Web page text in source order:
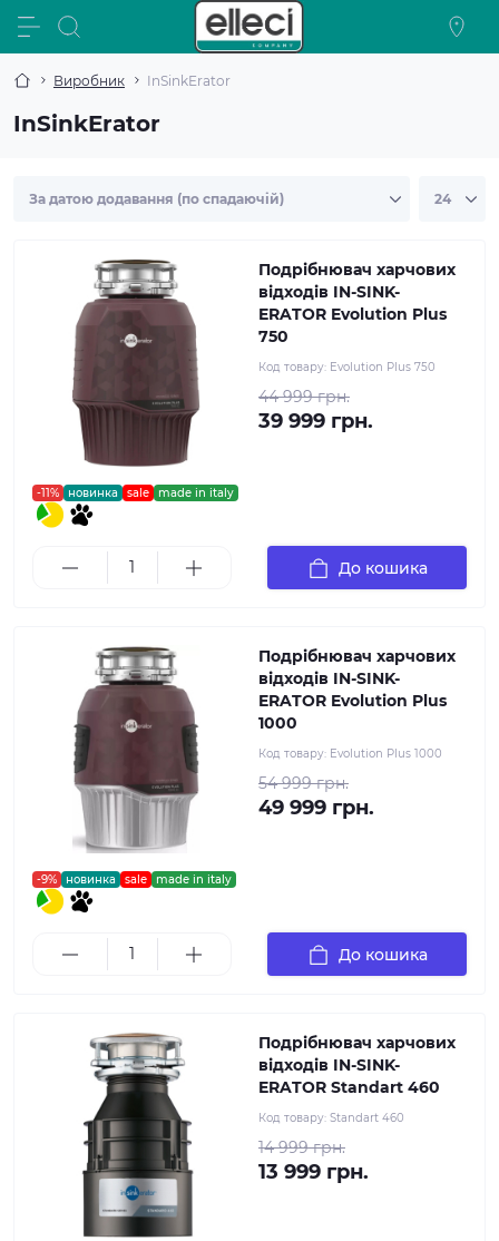
Виробник InSinkErator
InSinkErator
-11% новинка sale made in italy
Подрібнювач харчових
відходів IN-SINK-
ERATOR Evolution Plus
750
Код товару: Evolution Plus 750
44 999 грн.
39 999 грн.
До кошика
-9% новинка sale made in italy
Подрібнювач харчових
відходів IN-SINK-
ERATOR Evolution Plus
1000
Код товару: Evolution Plus 1000
54 999 грн.
49 999 грн.
До кошика
Подрібнювач харчових
відходів IN-SINK-
ERATOR Standart 460
Код товару: Standart 460
14 999 грн.
13 999 грн.